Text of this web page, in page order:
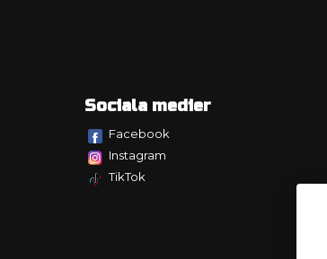
Sociala medier
Facebook
Instagram
TikTok